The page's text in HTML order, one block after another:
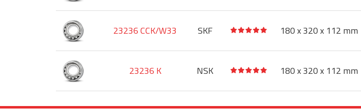
23236 CCK/W33 SKF 180 x 320 x 112 mm
23236 K NSK 180 x 320 x 112 mm